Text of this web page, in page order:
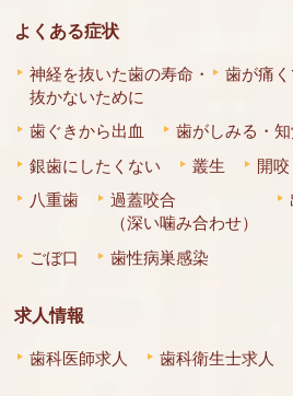
よくある症状
神経を抜いた歯の寿命・
抜かないために
歯が痛
歯ぐきから出血
歯がしみる・
銀歯にしたくない
叢生
開咬
八重歯
過蓋咬合
（深い噛み合わせ）
ごぼ口 歯性病巣感染
求人情報
歯科医師求人 歯科衛生士求人